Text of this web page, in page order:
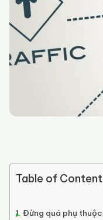
Table of
Đừng quá phụ